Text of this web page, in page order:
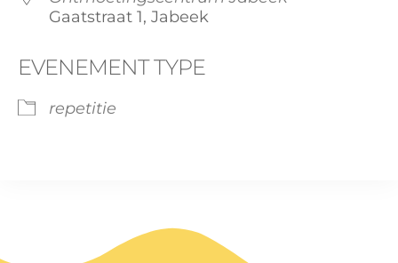
Gaatstraat 1, Jabeek
EVENEMENT TYPE
repetitie